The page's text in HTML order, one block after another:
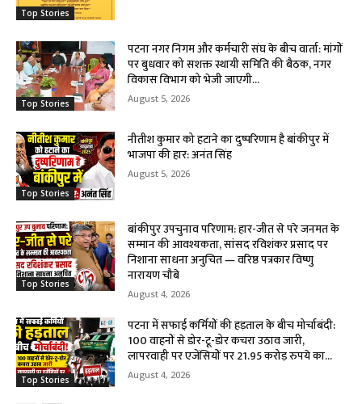
Top Stories
Top Stories
पटना नगर निगम और कर्मचारी संघ के बीच वार्ता: मांगों
पर बुधवार को सशक्त स्थायी समिति की बैठक, नगर
विकास विभाग को भेजी जाएगी...
August 5, 2026
Top Stories
नीतीश कुमार को हटाने का दुष्परिणाम है बांकीपुर में
भाजपा की हार: अनंत सिंह
August 5, 2026
Top Stories
बांकीपुर उपचुनाव परिणाम: हार-जीत से परे जनमत के
सम्मान की आवश्यकता, सांसद रविशंकर प्रसाद पर
निशाना साधना अनुचित — वरिष्ठ पत्रकार विष्णु
नारायण चौबे
August 4, 2026
Top Stories
पटना में सफाई कर्मियों की हड़ताल के बीच मोर्चाबंदी:
100 वाहनों से डोर-टू-डोर कचरा उठाव जारी,
लापरवाही पर एजेंसियों पर 21.95 करोड़ रुपये का...
August 4, 2026